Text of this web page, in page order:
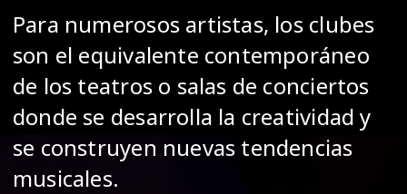
Para numerosos artistas, los clubes
son el equivalente contemporáneo
de los teatros o salas de conciertos
donde se desarrolla la creatividad y
se construyen nuevas tendencias
musicales.